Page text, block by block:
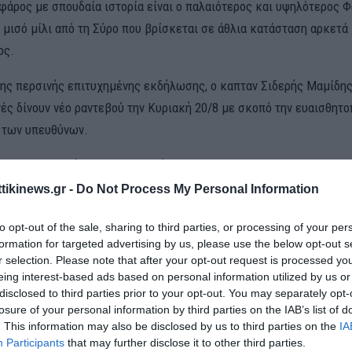
- Do Not Process My Personal Information
opt-out of the sale, sharing to third parties, or processing of your
for targeted advertising by us, please use the below opt-out
selection. Please note that after your opt-out request is processed
interest-based ads based on personal information utilized by us
to third parties prior to your opt-out. You may separately
of your personal information by third parties on the IAB’s list of
This information may also be disclosed by us to third parties on the
Participants that may further disclose it to other third parties.
με σπουδαία ιστορία είναι ο παλαιότερος και υψηλότερος
μισό μίλι από τη Σύρο που βρίσκεται σε άθλια κατάσταση αρκετά
περσινής επιτυχημένης εκδήλωσης, ο καπταν Σιδερής
δίνουν νέο ραντεβού την Κυριακή 20/8 με σκοπό την
υπευθύνων.
Κυκλάδων, Το Παραδοσιακό εργαστήρι Σύρου ‘’Άρωμα
Εργαστήρι Στέφανος Μαμίδης.
Το Σάββατο 19/8 οι Ραδιοερασιτέχνες Κυκλάδων θα
κόσμο εγκατεστημένοι στον περίβολο του Φαρου έως τις 21/
Επικοινωνία με διερχόμενα πλοία τα οποία με χαιρετισμούς
8 στις 13:15 θα γίνει η εκκίνηση από την Αζόλιμνο με καγιάκ